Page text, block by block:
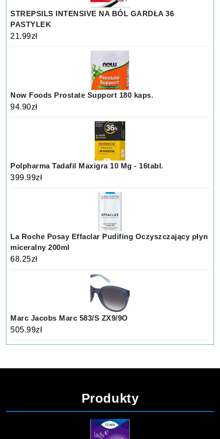
STREPSILS INTENSIVE NA BÓL GARDŁA 36
PASTYLEK
21.99zł
Now Foods Prostate Support 180 kaps.
94.90zł
Polpharma Tadafil Maxigra 10 Mg - 16tabl.
399.99zł
La Roche Posay Effaclar Pudifing Oczyszczający płyn
miceralny 200ml
68.25zł
Marc Jacobs Marc 583/S ZX9/9O
505.99zł
Produkty